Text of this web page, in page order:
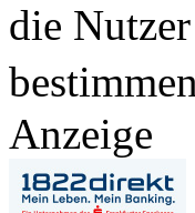
die
Anzeige